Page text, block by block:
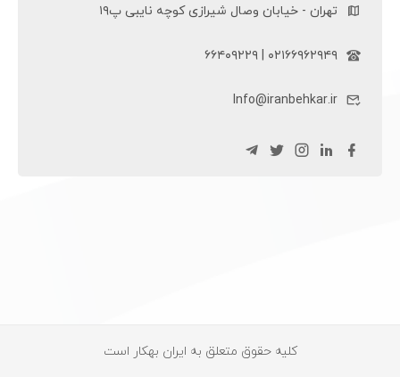
تهران - خیابان وصال شیرازی کوچه نایبی پ۱۹
۰۲۱۶۶۹۶۲۹۴۹ | ۶۶۴۰۹۲۲۹
Info@iranbehkar.ir
کلیه حقوق متعلق به ایران بهکار است